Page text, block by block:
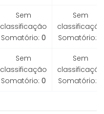
Sem
classificação
Somatório: 0
Sem
classificação
Somatório:
Sem
classificação
Somatório: 0
Sem
classificação
Somatório: